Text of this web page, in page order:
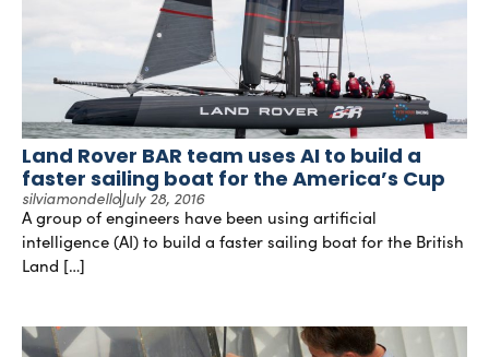
Land Rover BAR team uses AI to build a
faster sailing boat for the America’s Cup
silviamondelloJuly 28, 2016
A group of engineers have been using artificial
intelligence (AI) to build a faster sailing boat for the British
Land […]